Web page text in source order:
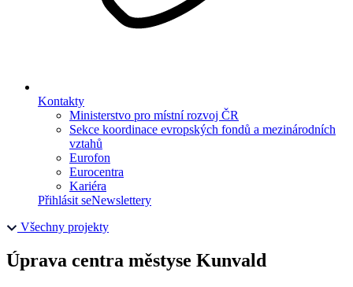
Kontakty
Ministerstvo pro místní rozvoj ČR
Sekce koordinace evropských fondů a mezinárodních
vztahů
Eurofon
Eurocentra
Kariéra
Přihlásit seNewslettery
Všechny projekty
Úprava centra městyse Kunvald